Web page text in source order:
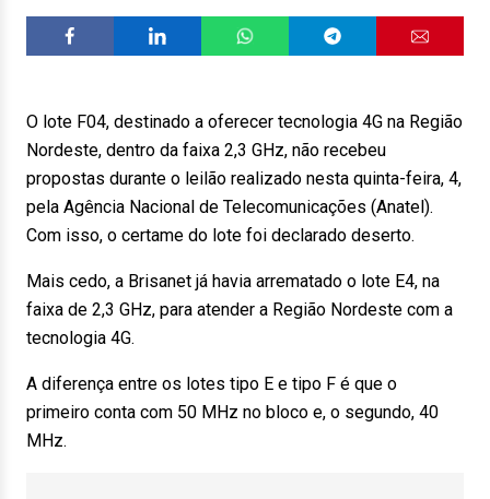
O lote F04, destinado a oferecer tecnologia 4G na Região
Nordeste, dentro da faixa 2,3 GHz, não recebeu
propostas durante o leilão realizado nesta quinta-feira, 4,
pela Agência Nacional de Telecomunicações (Anatel).
Com isso, o certame do lote foi declarado deserto.
Mais cedo, a Brisanet já havia arrematado o lote E4, na
faixa de 2,3 GHz, para atender a Região Nordeste com a
tecnologia 4G.
A diferença entre os lotes tipo E e tipo F é que o
primeiro conta com 50 MHz no bloco e, o segundo, 40
MHz.